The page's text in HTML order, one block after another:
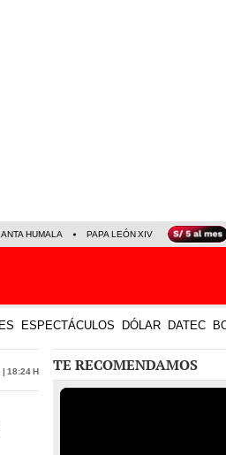
HUMALA PAPA LEÓN XIV NALDY
ESPECTÁCULOS DÓLAR DATEC
18:24 h TE RECOMENDAMOS